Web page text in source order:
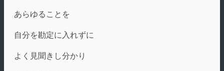
あらゆることを
自分を勘定に入れずに
よく見聞きし分かり